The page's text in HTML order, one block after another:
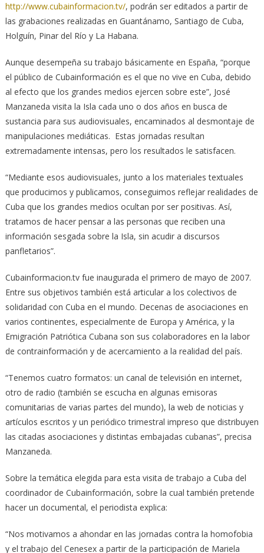
http://www.cubainformacion.tv/, podrán ser editados a partir de
las grabaciones realizadas en Guantánamo, Santiago de Cuba,
Holguín, Pinar del Río y La Habana.
Aunque desempeña su trabajo básicamente en España, “porque
el público de Cubainformación es el que no vive en Cuba, debido
al efecto que los grandes medios ejercen sobre este”, José
Manzaneda visita la Isla cada uno o dos años en busca de
sustancia para sus audiovisuales, encaminados al desmontaje de
manipulaciones mediáticas. Estas jornadas resultan
extremadamente intensas, pero los resultados le satisfacen.
“Mediante esos audiovisuales, junto a los materiales textuales
que producimos y publicamos, conseguimos reflejar realidades de
Cuba que los grandes medios ocultan por ser positivas. Así,
tratamos de hacer pensar a las personas que reciben una
información sesgada sobre la Isla, sin acudir a discursos
panfletarios”.
Cubainformacion.tv fue inaugurada el primero de mayo de 2007.
Entre sus objetivos también está articular a los colectivos de
solidaridad con Cuba en el mundo. Decenas de asociaciones en
varios continentes, especialmente de Europa y América, y la
Emigración Patriótica Cubana son sus colaboradores en la labor
de contrainformación y de acercamiento a la realidad del país.
“Tenemos cuatro formatos: un canal de televisión en internet,
otro de radio (también se escucha en algunas emisoras
comunitarias de varias partes del mundo), la web de noticias y
artículos escritos y un periódico trimestral impreso que distribuyen
las citadas asociaciones y distintas embajadas cubanas”, precisa
Manzaneda.
Sobre la temática elegida para esta visita de trabajo a Cuba del
coordinador de Cubainformación, sobre la cual también pretende
hacer un documental, el periodista explica:
“Nos motivamos a ahondar en las jornadas contra la homofobia
y el trabajo del Cenesex a partir de la participación de Mariela